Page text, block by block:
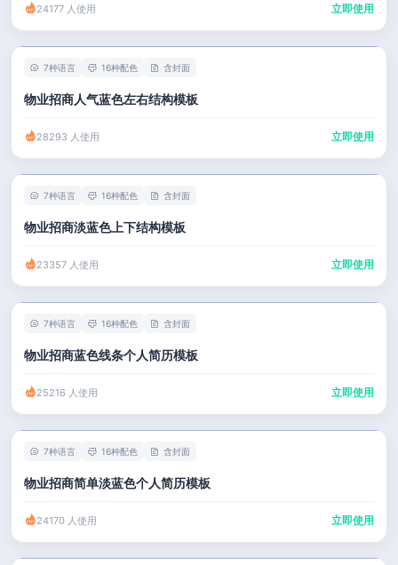
24177 人使用 立即使用
7种语言 16种配色 含封面
物业招商人气蓝色左右结构模板
28293 人使用 立即使用
7种语言 16种配色 含封面
物业招商淡蓝色上下结构模板
23357 人使用 立即使用
7种语言 16种配色 含封面
物业招商蓝色线条个人简历模板
25216 人使用 立即使用
7种语言 16种配色 含封面
物业招商简单淡蓝色个人简历模板
24170 人使用 立即使用